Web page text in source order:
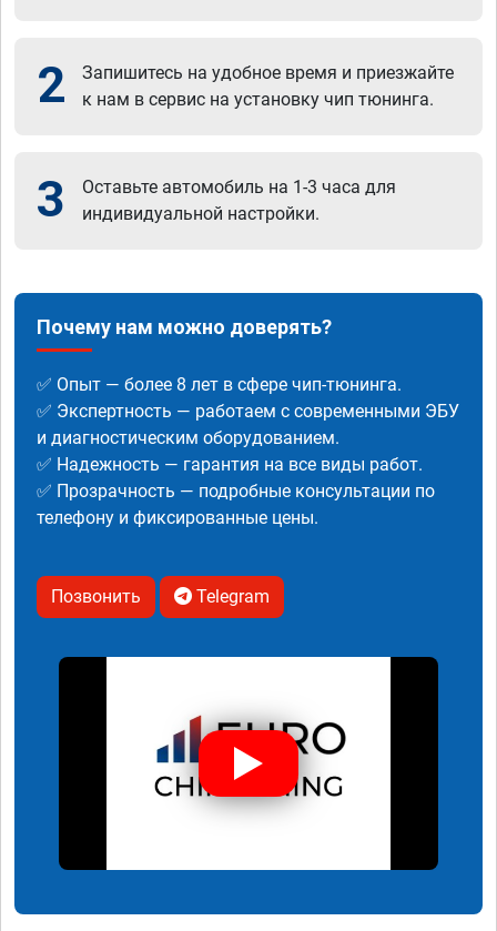
2
Запишитесь на удобное время и приезжайте
к нам в сервис на установку чип тюнинга.
3
Оставьте автомобиль на 1-3 часа для
индивидуальной настройки.
Почему нам можно доверять?
✅ Опыт — более 8 лет в сфере чип-тюнинга.
✅ Экспертность — работаем с современными ЭБУ
и диагностическим оборудованием.
✅ Надежность — гарантия на все виды работ.
✅ Прозрачность — подробные консультации по
телефону и фиксированные цены.
Позвонить Telegram